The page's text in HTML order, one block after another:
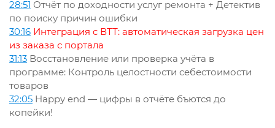
28:51 Отчёт по доходности услуг ремонта + Детектив
по поиску причин ошибки
30:16 Интеграция с ВТТ: автоматическая загрузка цен
из заказа с портала
31:13 Восстановление или проверка учёта в
программе: Контроль целостности себестоимости
товаров
32:05 Happy end — цифры в отчёте бъются до
копейки!